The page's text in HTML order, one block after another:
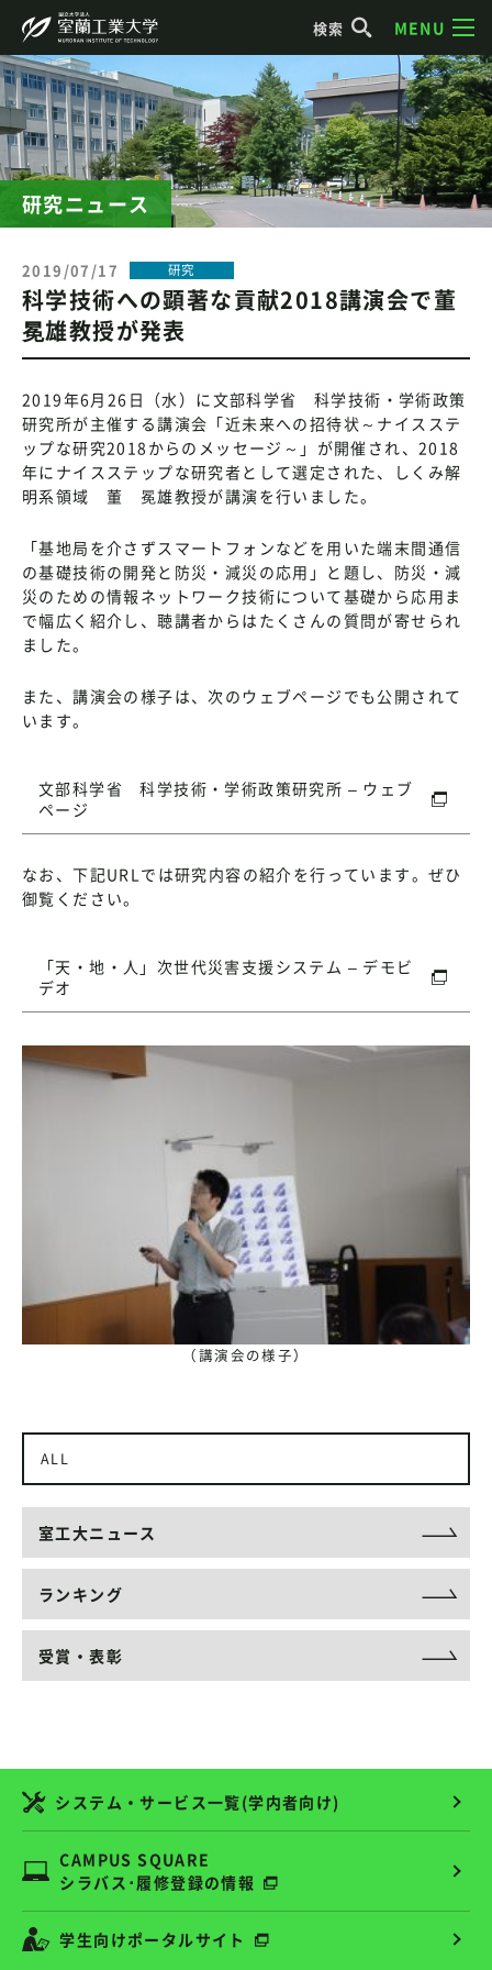
検索 MENU
研究ニュース
2019/07/17 研究
科学技術への顕著な貢献2018講演会で董
冕雄教授が発表
2019年6月26日（水）に文部科学省 科学技術・学術政策
研究所が主催する講演会「近未来への招待状～ナイスステ
ップな研究2018からのメッセージ～」が開催され、2018
年にナイスステップな研究者として選定された、しくみ解
明系領域 董 冕雄教授が講演を行いました。
「基地局を介さずスマートフォンなどを用いた端末間通信
の基礎技術の開発と防災・減災の応用」と題し、防災・減
災のための情報ネットワーク技術について基礎から応用ま
で幅広く紹介し、聴講者からはたくさんの質問が寄せられ
ました。
また、講演会の様子は、次のウェブページでも公開されて
います。
文部科学省 科学技術・学術政策研究所 – ウェブ
ページ
なお、下記URLでは研究内容の紹介を行っています。ぜひ
御覧ください。
「天・地・人」次世代災害支援システム – デモビ
デオ
（講演会の様子）
ALL
室工大ニュース
ランキング
受賞・表彰
システム・サービス一覧(学内者向け)
CAMPUS SQUARE
シラバス･履修登録の情報
学生向けポータルサイト